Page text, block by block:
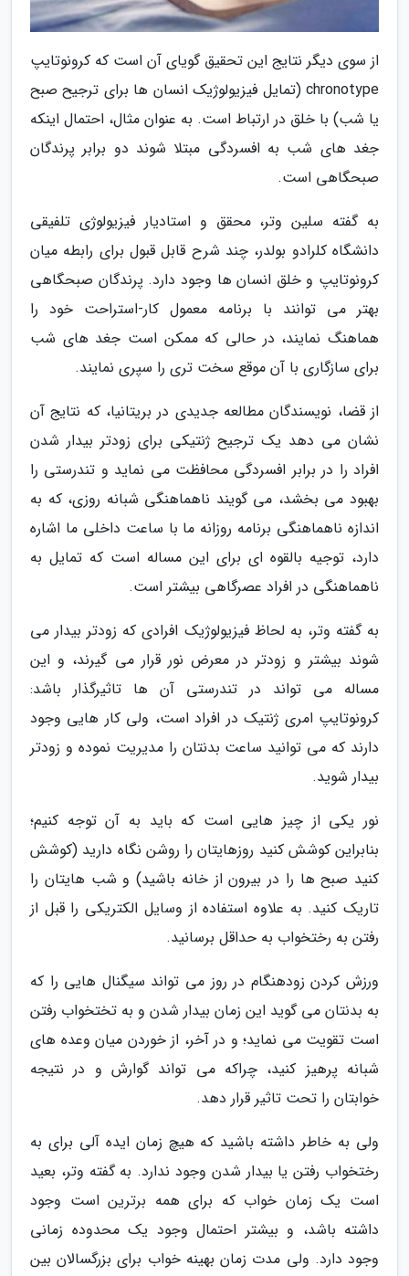
از سوی دیگر نتایج این تحقیق گویای آن است که کرونوتایپ
chronotype (تمایل فیزیولوژیک انسان ها برای ترجیح صبح
یا شب) با خلق در ارتباط است. به عنوان مثال، احتمال اینکه
جغد های شب به افسردگی مبتلا شوند دو برابر پرندگان
صبحگاهی است.
به گفته سلین وتر، محقق و استادیار فیزیولوژی تلفیقی
دانشگاه کلرادو بولدر، چند شرح قابل قبول برای رابطه میان
کرونوتایپ و خلق انسان ها وجود دارد. پرندگان صبحگاهی
بهتر می توانند با برنامه معمول کار-استراحت خود را
هماهنگ نمایند، در حالی که ممکن است جغد های شب
برای سازگاری با آن موقع سخت تری را سپری نمایند.
از قضا، نویسندگان مطالعه جدیدی در بریتانیا، که نتایج آن
نشان می دهد یک ترجیح ژنتیکی برای زودتر بیدار شدن
افراد را در برابر افسردگی محافظت می نماید و تندرستی را
بهبود می بخشد، می گویند ناهماهنگی شبانه روزی، که به
اندازه ناهماهنگی برنامه روزانه ما با ساعت داخلی ما اشاره
دارد، توجیه بالقوه ای برای این مساله است که تمایل به
ناهماهنگی در افراد عصرگاهی بیشتر است.
به گفته وتر، به لحاظ فیزیولوژیک افرادی که زودتر بیدار می
شوند بیشتر و زودتر در معرض نور قرار می گیرند، و این
مساله می تواند در تندرستی آن ها تاثیرگذار باشد:
کرونوتایپ امری ژنتیک در افراد است، ولی کار هایی وجود
دارند که می توانید ساعت بدنتان را مدیریت نموده و زودتر
بیدار شوید.
نور یکی از چیز هایی است که باید به آن توجه کنیم؛
بنابراین کوشش کنید روزهایتان را روشن نگاه دارید (کوشش
کنید صبح ها را در بیرون از خانه باشید) و شب هایتان را
تاریک کنید. به علاوه استفاده از وسایل الکتریکی را قبل از
رفتن به رختخواب به حداقل برسانید.
ورزش کردن زودهنگام در روز می تواند سیگنال هایی را که
به بدنتان می گوید این زمان بیدار شدن و به تختخواب رفتن
است تقویت می نماید؛ و در آخر، از خوردن میان وعده های
شبانه پرهیز کنید، چراکه می تواند گوارش و در نتیجه
خوابتان را تحت تاثیر قرار دهد.
ولی به خاطر داشته باشید که هیچ زمان ایده آلی برای به
رختخواب رفتن یا بیدار شدن وجود ندارد. به گفته وتر، بعید
است یک زمان خواب که برای همه برترین است وجود
داشته باشد، و بیشتر احتمال وجود یک محدوده زمانی
وجود دارد. ولی مدت زمان بهینه خواب برای بزرگسالان بین